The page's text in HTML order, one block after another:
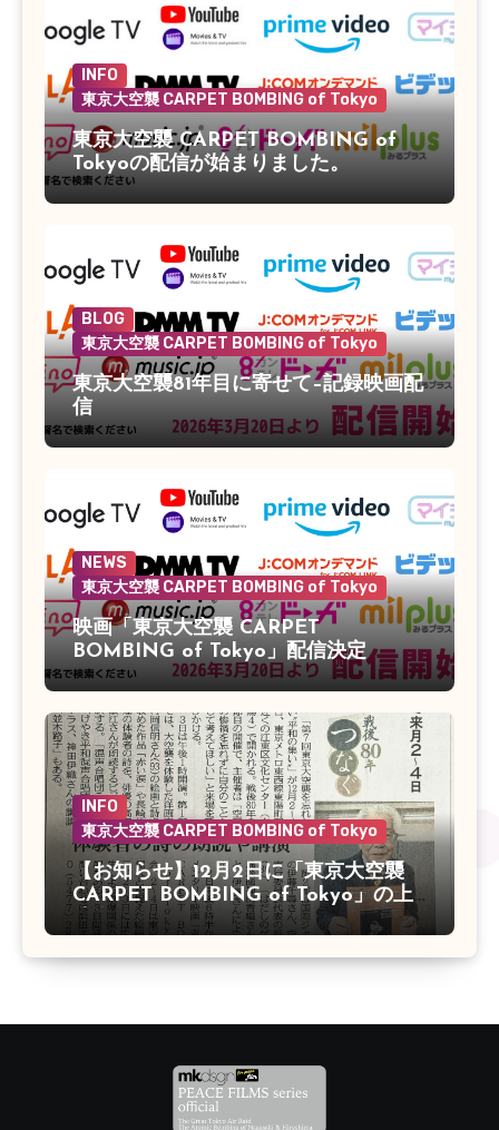
INFO
東京大空襲 CARPET BOMBING of Tokyo
東京大空襲 CARPET BOMBING of
Tokyoの配信が始まりました。
BLOG
東京大空襲 CARPET BOMBING of Tokyo
東京大空襲81年目に寄せて–記録映画配
信
NEWS
東京大空襲 CARPET BOMBING of Tokyo
映画「東京大空襲 CARPET
BOMBING of Tokyo」配信決定
INFO
東京大空襲 CARPET BOMBING of Tokyo
【お知らせ】12月2日に「東京大空襲
CARPET BOMBING of Tokyo」の上
映会があります